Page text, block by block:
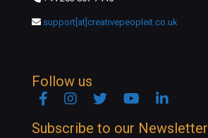
support[at]creativepeopleit.co.uk
Follow us
FacebookInstagramTwitter YouTubeLinkedin
Subscribe to our Newsletter